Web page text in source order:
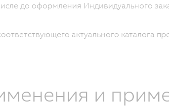
до оформления Индивидуального
актуального каталога
и